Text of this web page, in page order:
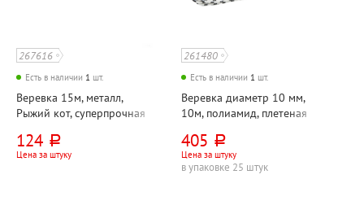
267616
Есть в наличии 1 шт.
Веревка 15м, металл,
Рыжий кот, суперпрочная
124 руб.
Цена за штуку
261480
Есть в наличии 1 шт.
Веревка диаметр 10 мм,
10м, полиамид, плетеная
405 руб.
Цена за штуку
в упаковке 25 штук